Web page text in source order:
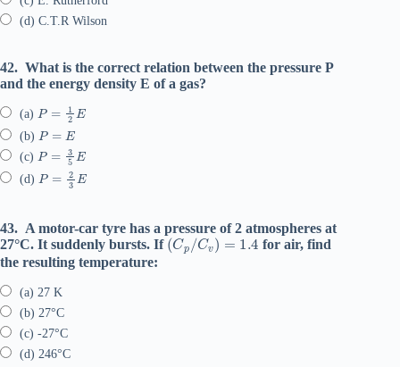
(d) C.T.R Wilson
42. What is the correct relation between the pressure P
and the energy density E of a gas?
(a) P= E
(b) P=
(c) P= E
(d) P= E
43. A motor-car tyre has a pressure of 2 atmospheres at
27°C. It suddenly bursts. If(Cp/Cv)=1.4
for air, find
the resulting temperature:
(a) 27 K
(b) 27°C
(c) -27°C
(d) 246°C